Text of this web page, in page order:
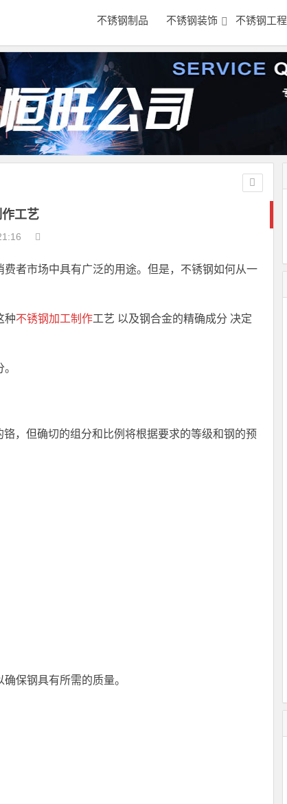
不锈钢制品 不锈钢装饰 不锈钢工程
工艺
者市场中具有广泛的用途。但是，不锈钢如何从一
种不锈钢加工制作工艺 以及钢合金的精确成分 决定
，但确切的组分和比例将根据要求的等级和钢的预
保钢具有所需的质量。